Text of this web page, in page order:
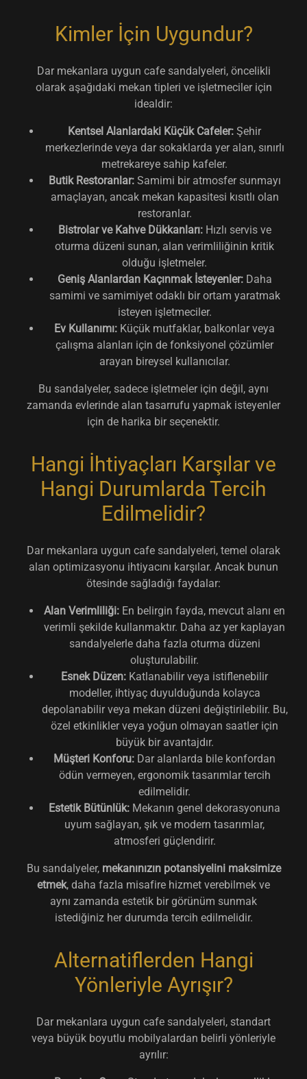
Kimler İçin Uygundur?
Dar mekanlara uygun cafe sandalyeleri, öncelikli
olarak aşağıdaki mekan tipleri ve işletmeciler için
idealdir:
Kentsel Alanlardaki Küçük Cafeler: Şehir
merkezlerinde veya dar sokaklarda yer alan, sınırlı
metrekareye sahip kafeler.
Butik Restoranlar:Samimi bir atmosfer sunmayı
amaçlayan, ancak mekan kapasitesi kısıtlı olan
restoranlar.
Bistrolar ve Kahve Dükkanları:Hızlı servis ve
oturma düzeni sunan, alan verimliliğinin kritik
olduğu işletmeler.
Geniş Alanlardan Kaçınmak İsteyenler:Daha
samimi ve samimiyet odaklı bir ortam yaratmak
isteyen işletmeciler.
Ev Kullanımı: Küçük mutfaklar, balkonlar veya
çalışma alanları için de fonksiyonel çözümler
arayan bireysel kullanıcılar.
Bu sandalyeler, sadece işletmeler için değil, aynı
zamanda evlerinde alan tasarrufu yapmak isteyenler
için de harika bir seçenektir.
Hangi İhtiyaçları Karşılar ve
Hangi Durumlarda Tercih
Edilmelidir?
Dar mekanlara uygun cafe sandalyeleri, temel olarak
alan optimizasyonu ihtiyacını karşılar. Ancak bunun
ötesinde sağladığı faydalar:
Alan Verimliliği: En belirgin fayda, mevcut alanı en
verimli şekilde kullanmaktır. Daha az yer kaplayan
sandalyelerle daha fazla oturma düzeni
oluşturulabilir.
Esnek Düzen: Katlanabilir veya istiflenebilir
modeller, ihtiyaç duyulduğunda kolayca
depolanabilir veya mekan düzeni değiştirilebilir. Bu,
özel etkinlikler veya yoğun olmayan saatler için
büyük bir avantajdır.
Müşteri Konforu: Dar alanlarda bile konfordan
ödün vermeyen, ergonomik tasarımlar tercih
edilmelidir.
Estetik Bütünlük: Mekanın genel dekorasyonuna
uyum sağlayan, şık ve modern tasarımlar,
atmosferi güçlendirir.
Bu sandalyeler, mekanınızın potansiyelini maksimize
etmek, daha fazla misafire hizmet verebilmek ve
aynı zamanda estetik bir görünüm sunmak
istediğiniz her durumda tercih edilmelidir.
Alternatiflerden Hangi
Yönleriyle Ayrışır?
Dar mekanlara uygun cafe sandalyeleri, standart
veya büyük boyutlu mobilyalardan belirli yönleriyle
ayrılır: